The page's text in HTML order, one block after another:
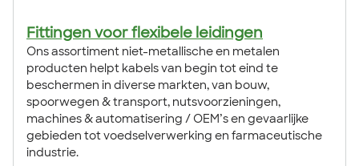
Fittingen voor flexibele leidingen
Ons assortiment niet-metallische en metalen
producten helpt kabels van begin tot eind te
beschermen in diverse markten, van bouw,
spoorwegen & transport, nutsvoorzieningen,
machines & automatisering / OEM’s en gevaarlijke
gebieden tot voedselverwerking en farmaceutische
industrie.